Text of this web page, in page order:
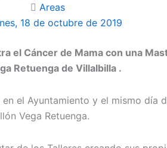
Areas
18 de octubre de 2019
el Cáncer de Mama con una
Retuenga de Villalbilla .
el Ayuntamiento y el mismo día
Vega Retuenga.